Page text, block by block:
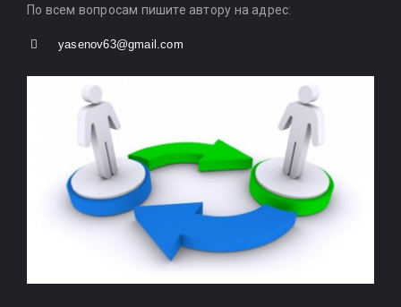
По всем вопросам пишите автору на адрес:
yasenov63@gmail.com